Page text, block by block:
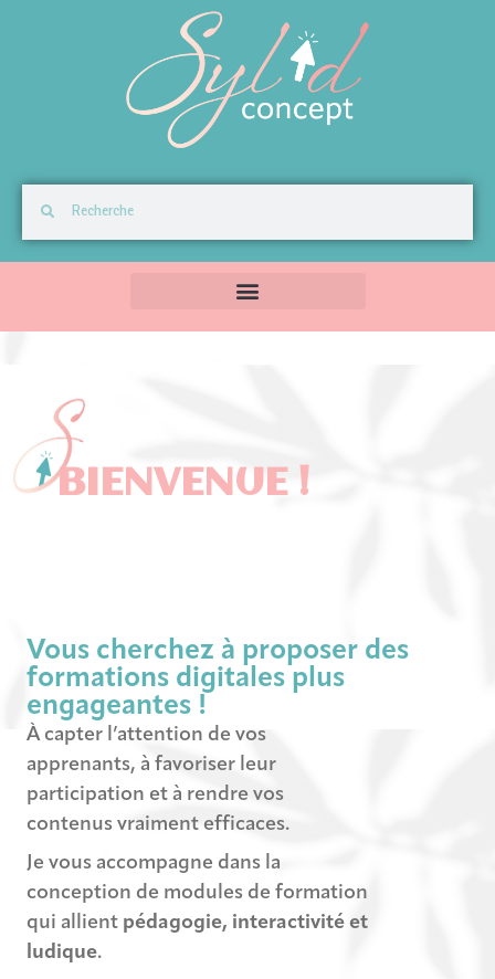
BIENVENUE !
Vous cherchez à proposer des
formations digitales plus
engageantes !
À capter l’attention de vos
apprenants, à favoriser leur
participation et à rendre vos
contenus vraiment efficaces.
Je vous accompagne dans la
conception de modules de formation
qui allient pédagogie, interactivité et
ludique.